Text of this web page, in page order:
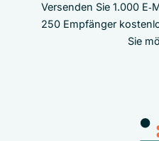
Versenden Sie 1.000
250 Empfänger
Sie